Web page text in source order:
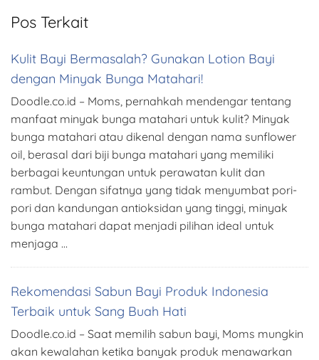
Pos Terkait
Kulit Bayi Bermasalah? Gunakan Lotion Bayi
dengan Minyak Bunga Matahari!
Doodle.co.id – Moms, pernahkah mendengar tentang
manfaat minyak bunga matahari untuk kulit? Minyak
bunga matahari atau dikenal dengan nama sunflower
oil, berasal dari biji bunga matahari yang memiliki
berbagai keuntungan untuk perawatan kulit dan
rambut. Dengan sifatnya yang tidak menyumbat pori-
pori dan kandungan antioksidan yang tinggi, minyak
bunga matahari dapat menjadi pilihan ideal untuk
menjaga …
Rekomendasi Sabun Bayi Produk Indonesia
Terbaik untuk Sang Buah Hati
Doodle.co.id – Saat memilih sabun bayi, Moms mungkin
akan kewalahan ketika banyak produk menawarkan